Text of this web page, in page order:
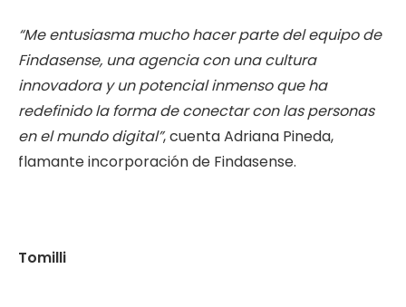
“Me entusiasma mucho hacer parte del equipo de
Findasense, una agencia con una cultura
innovadora y un potencial inmenso que ha
redefinido la forma de conectar con las personas
en el mundo digital”, cuenta Adriana Pineda,
flamante incorporación de Findasense.
Tomilli